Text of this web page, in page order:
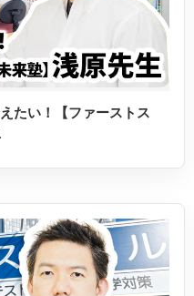
たい！【ファーストス